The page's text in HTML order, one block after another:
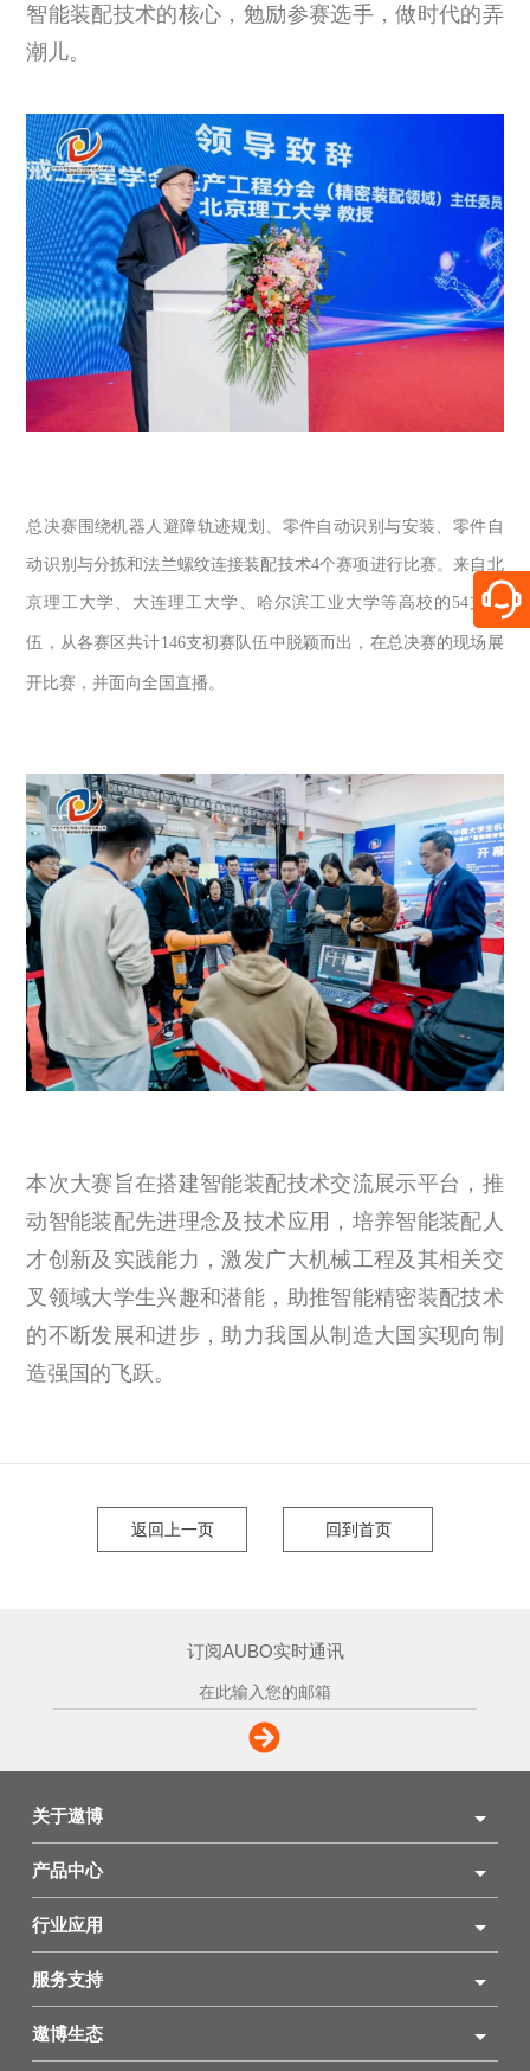
智能装配技术的核心，勉励参赛选手，做时代的弄
潮儿。
总决赛围绕机器人避障轨迹规划、零件自动识别与安装、零件自
动识别与分拣和法兰螺纹连接装配技术4个赛项进行比赛。来自北
京理工大学、大连理工大学、哈尔滨工业大学等高校的 54支队
伍，从各赛区共计146支初赛队伍中脱颖而出，在总决赛的现场展
开比赛，并面向全国直播。
本次大赛旨在搭建智能装配技术交流展示平台，推
动智能装配先进理念及技术应用，培养智能装配人
才创新及实践能力，激发广大机械工程及其相关交
叉领域大学生兴趣和潜能，助推智能精密装配技术
的不断发展和进步，助力我国从制造大国实现向制
造强国的飞跃。
返回上一页 回到首页
订阅AUBO实时通讯
关于遨博
产品中心
行业应用
服务支持
遨博生态